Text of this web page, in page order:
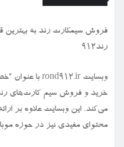
فروش سیمكارت رند به بهترین
رند912
می‌کند. این وبسایت علاوه بر
محتوای مفیدی نیز در حوزه